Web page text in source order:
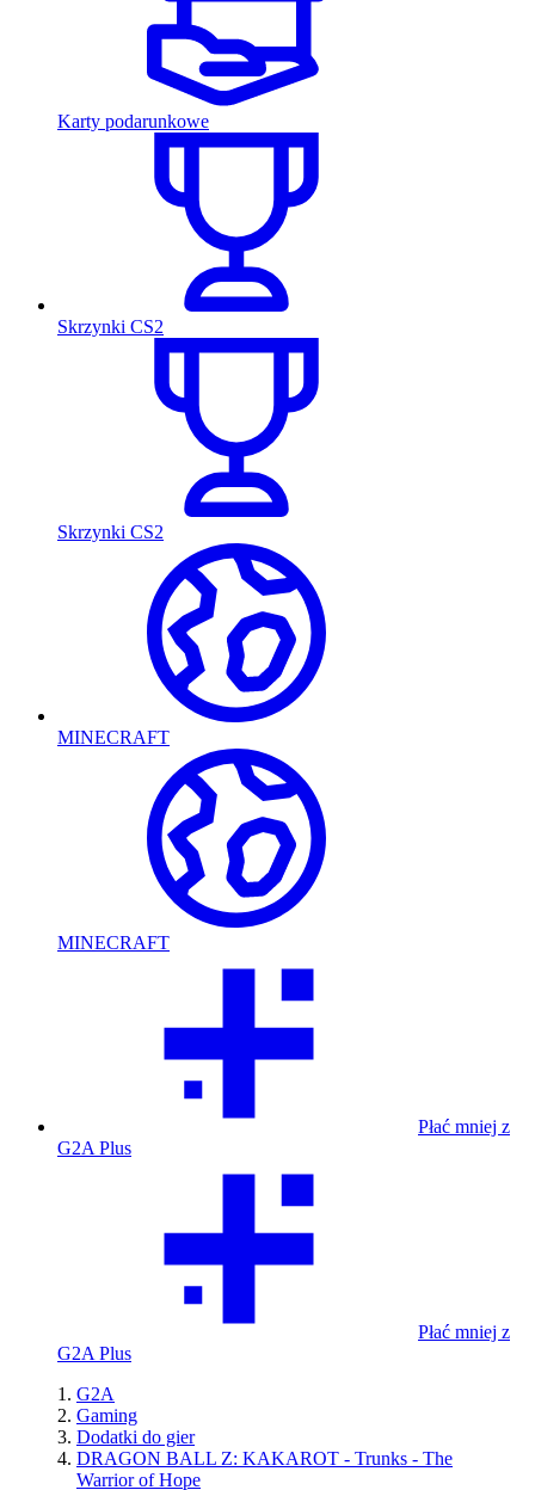
Karty podarunkowe
Skrzynki CS2
Skrzynki CS2
MINECRAFT
MINECRAFT
Płać mniej z
G2A Plus
Płać mniej z
G2A Plus
G2A
Gaming
Dodatki do gier
DRAGON BALL Z: KAKAROT - Trunks - The
Warrior of Hope